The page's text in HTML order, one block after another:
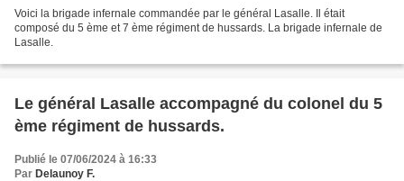
Voici la brigade infernale commandée par le général Lasalle. Il était
composé du 5 ème et 7 ème régiment de hussards. La brigade infernale de
Lasalle.
Le général Lasalle accompagné du colonel du 5
ème régiment de hussards.
Publié le 07/06/2024 à 16:33
Par Delaunoy F.